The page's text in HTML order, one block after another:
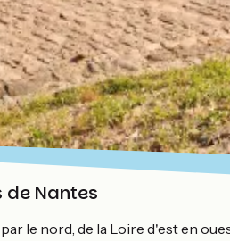
de Nantes
le nord, de la Loire d'est en